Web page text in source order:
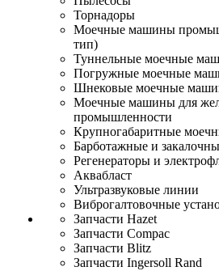
Торнадоры
Моечные машины
тип)
Туннельные моечные
Погружные моечные
Шнековые моечные
Моечные машины для
промышленности
Крупногабаритные
Барботажные и
Регенераторы и
Аквабласт
Ультразвуковые линии
Виброгалтовочные
Запчасти Hazet
Запчасти Compac
Запчасти Blitz
Запчасти Ingersoll Rand